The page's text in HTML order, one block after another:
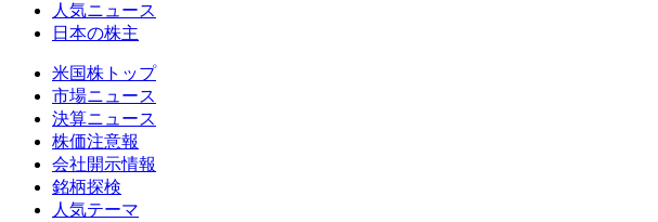
人気ニュース
日本の株主
米国株トップ
市場ニュース
決算ニュース
株価注意報
会社開示情報
銘柄探検
人気テーマ